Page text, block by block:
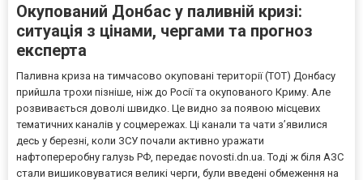
Окупований Донбас у паливній кризі:
ситуація з цінами, чергами та прогноз
експерта
Паливна криза на тимчасово окуповані території (ТОТ) Донбасу
прийшла трохи пізніше, ніж до Росії та окупованого Криму. Але
розвивається доволі швидко. Це видно за появою місцевих
тематичних каналів у соцмережах. Ці канали та чати з’явилися
десь у березні, коли ЗСУ почали активно уражати
нафтопереробну галузь РФ, передає novosti.dn.ua. Тоді ж біля АЗС
стали вишиковуватися великі черги, були введені обмеження на